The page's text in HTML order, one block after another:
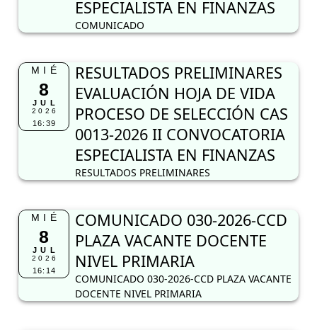
ESPECIALISTA EN FINANZAS
COMUNICADO
MIÉ
8
JUL
2026
16:39
RESULTADOS PRELIMINARES
EVALUACIÓN HOJA DE VIDA
PROCESO DE SELECCIÓN CAS
0013-2026 II CONVOCATORIA
ESPECIALISTA EN FINANZAS
RESULTADOS PRELIMINARES
MIÉ
8
JUL
2026
16:14
COMUNICADO 030-2026-CCD
PLAZA VACANTE DOCENTE
NIVEL PRIMARIA
COMUNICADO 030-2026-CCD PLAZA VACANTE
DOCENTE NIVEL PRIMARIA